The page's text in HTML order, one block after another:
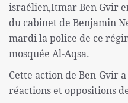
israélien,Itmar Ben Gvir
du cabinet de Benjamin
mardi la police de ce
mosquée Al-Aqsa.
Cette action de Ben-Gvir
réactions et oppositions